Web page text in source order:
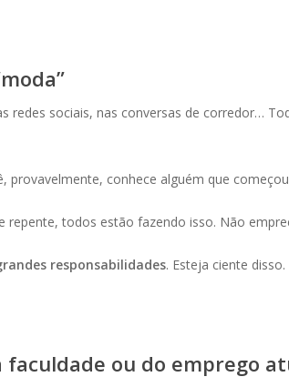
redes sociais, nas conversas de corredor…
provavelmente, conhece alguém que
repente, todos estão fazendo isso. Não
responsabilidades. Esteja ciente disso.
faculdade ou do emprego